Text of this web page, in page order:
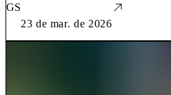
GS
23 de mar. de 2026